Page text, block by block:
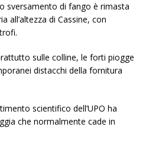
sversamento di fango è rimasta
all’altezza di Cassine, con
sulle colline, le forti piogge
distacchi della fornitura
scientifico dell’UPO ha
che normalmente cade in